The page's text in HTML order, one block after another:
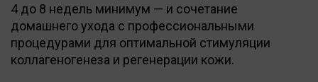
4 до 8 недель минимум — и сочетание
домашнего ухода с профессиональными
процедурами для оптимальной стимуляции
коллагеногенеза и регенерации кожи.